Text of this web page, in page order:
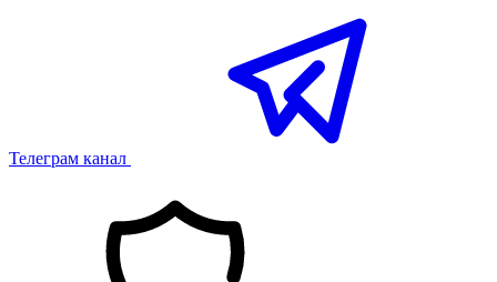
Телеграм канал